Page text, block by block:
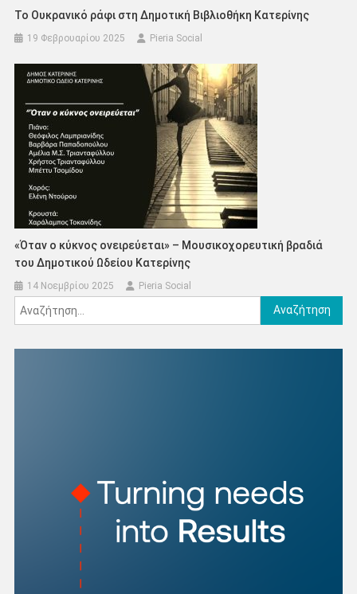
Το Ουκρανικό ράφι στη Δημοτική Βιβλιοθήκη Κατερίνης
19 Φεβρουαρίου 2025 Pieria Social
«Όταν ο κύκνος ονειρεύεται» – Μουσικοχορευτική βραδιά
του Δημοτικού Ωδείου Κατερίνης
14 Νοεμβρίου 2025 Pieria Social
Αναζήτηση
για: